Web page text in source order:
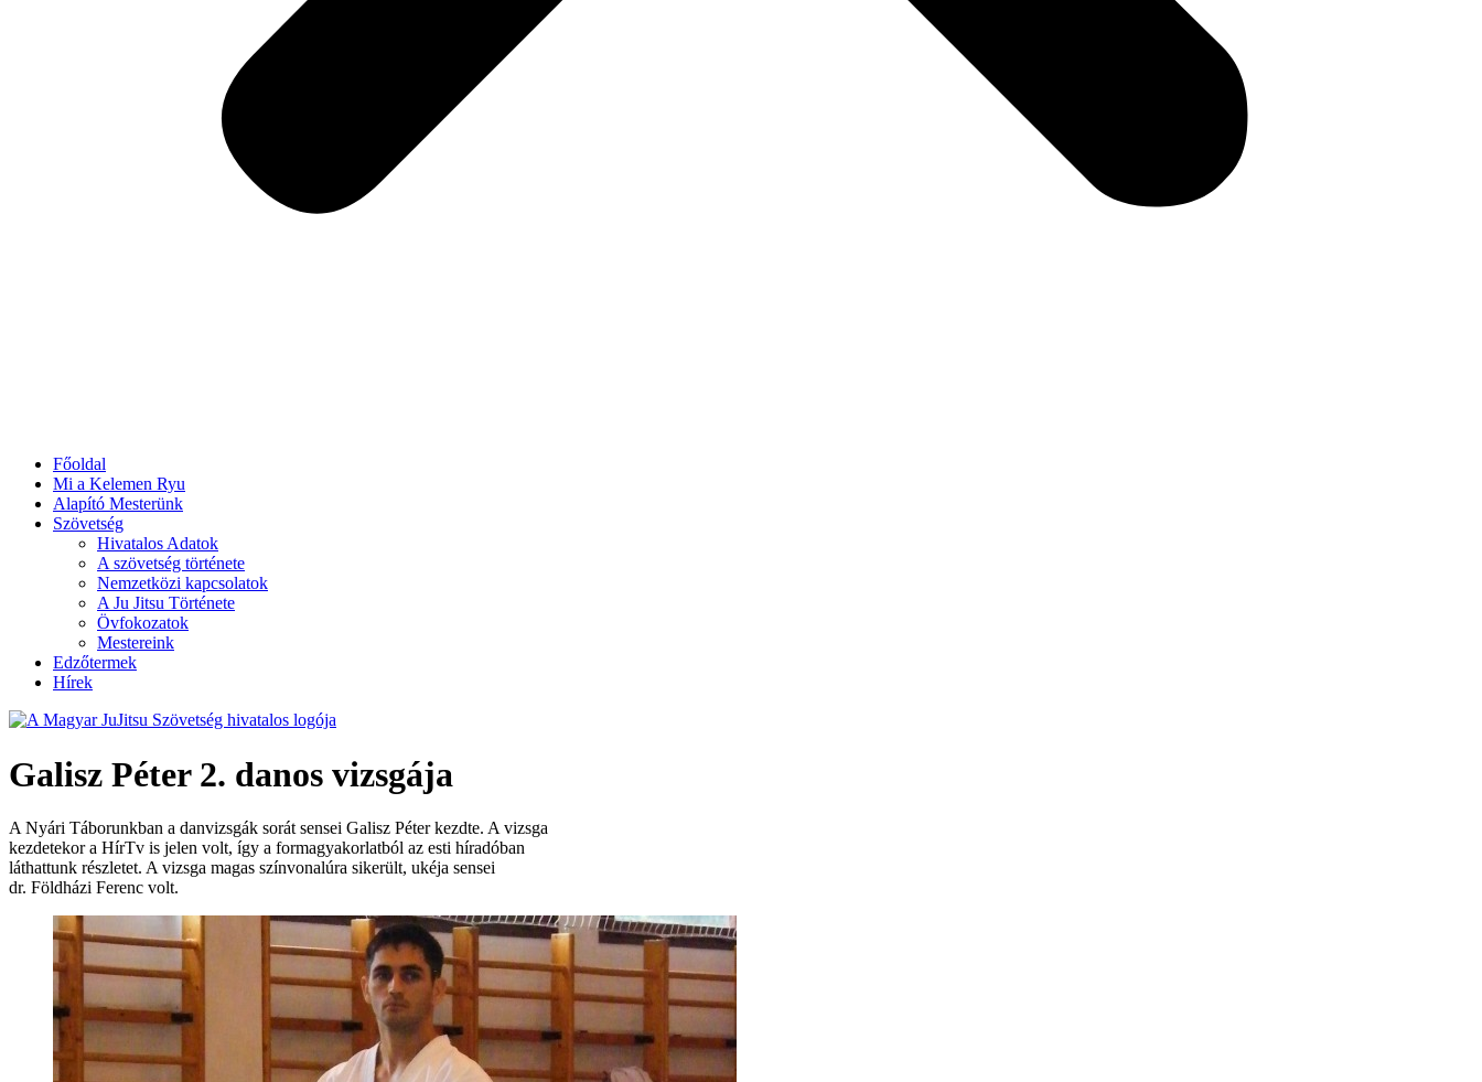
Főoldal
Mi a Kelemen Ryu
Alapító Mesterünk
Szövetség
Hivatalos Adatok
A szövetség története
Nemzetközi kapcsolatok
A Ju Jitsu Története
Övfokozatok
Mestereink
Edzőtermek
Hírek
Galisz Péter 2. danos vizsgája
A Nyári Táborunkban a danvizsgák sorát sensei Galisz Péter kezdte. A vizsga
kezdetekor a HírTv is jelen volt, így a formagyakorlatból az esti híradóban
láthattunk részletet. A vizsga magas színvonalúra sikerült, ukéja sensei
dr. Földházi Ferenc volt.